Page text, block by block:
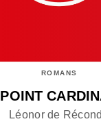
ROMANS
POINT
Léonor de